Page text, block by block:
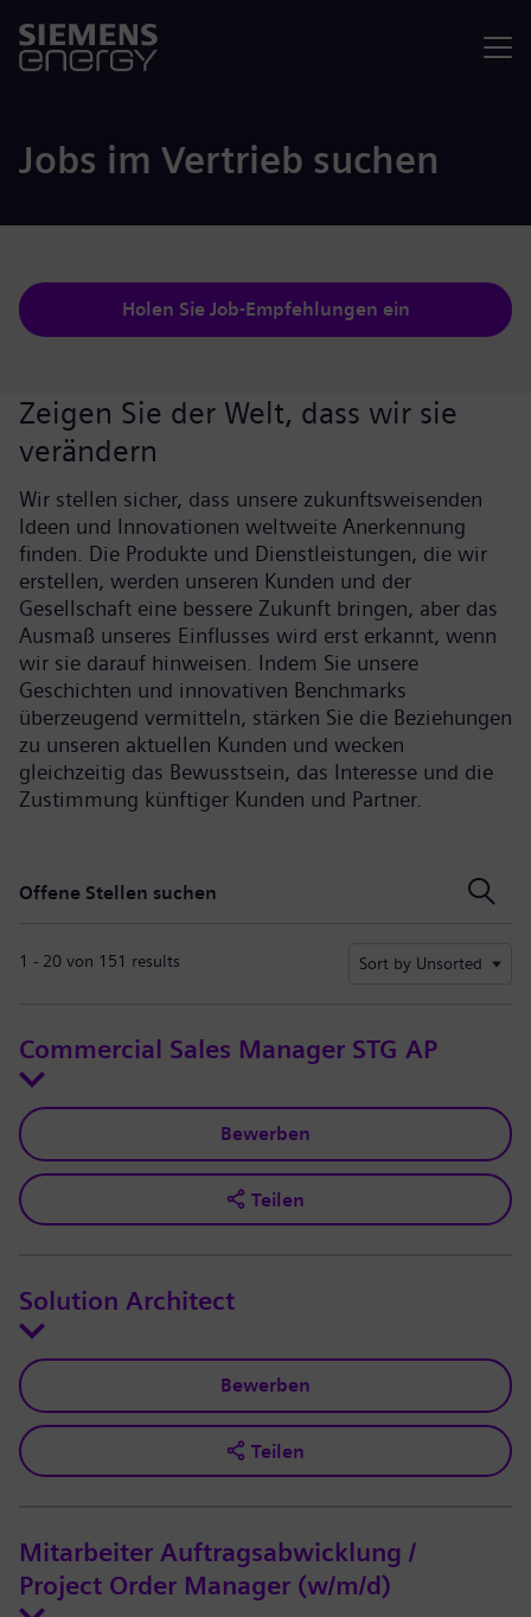
Jobs im Vertrieb suchen
Holen Sie Job-Empfehlungen ein
Zeigen Sie der Welt, dass wir sie
verändern
Wir stellen sicher, dass unsere zukunftsweisenden
Ideen und Innovationen weltweite Anerkennung
finden. Die Produkte und Dienstleistungen, die wir
erstellen, werden unseren Kunden und der
Gesellschaft eine bessere Zukunft bringen, aber das
Ausmaß unseres Einflusses wird erst erkannt, wenn
wir sie darauf hinweisen. Indem Sie unsere
Geschichten und innovativen Benchmarks
überzeugend vermitteln, stärken Sie die Beziehungen
zu unseren aktuellen Kunden und wecken
gleichzeitig das Bewusstsein, das Interesse und die
Zustimmung künftiger Kunden und Partner.
Offene Stellen suchen
1 - 20 von 151 results Sort by Unsorted
Commercial Sales Manager STG AP
Bewerben
Teilen
Solution Architect
Bewerben
Teilen
Mitarbeiter Auftragsabwicklung /
Project Order Manager (w/m/d)